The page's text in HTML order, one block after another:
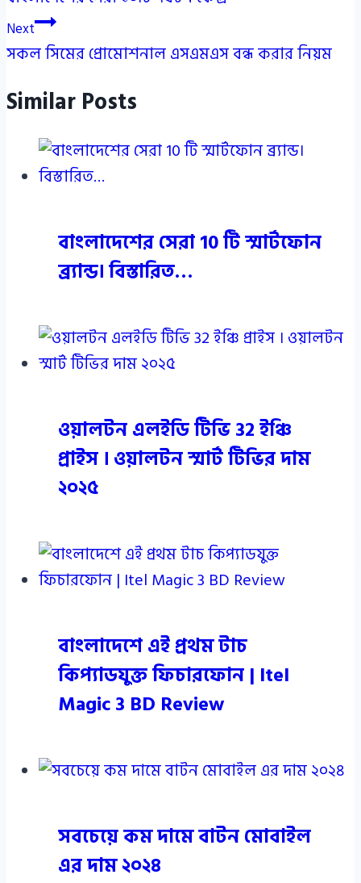
Next
সকল সিমের প্রোমোশনাল এসএমএস বন্ধ করার নিয়ম
Similar Posts
বাংলাদেশের সেরা 10 টি স্মার্টফোন
ব্র্যান্ড। বিস্তারিত…
ওয়ালটন এলইডি টিভি 32 ইঞ্চি
প্রাইস । ওয়ালটন স্মার্ট টিভির দাম
২০২৫
বাংলাদেশে এই প্রথম টাচ
কিপ্যাডযুক্ত ফিচারফোন | Itel
Magic 3 BD Review
সবচেয়ে কম দামে বাটন মোবাইল
এর দাম ২০২৪